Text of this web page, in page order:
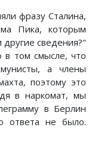
фразу Сталина,
Пика, которым
сведения?"
в том смысле, что
а члены
поэтому это
в наркомат, мы
в Берлин
ответа не было.